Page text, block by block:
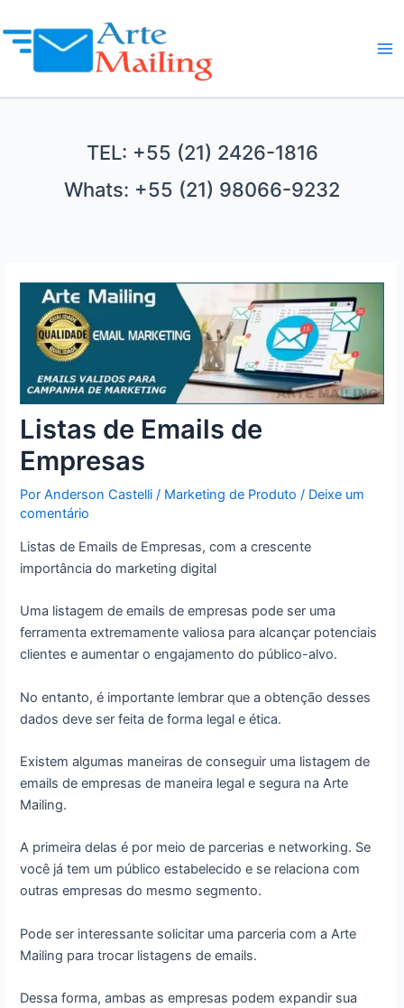
para
conteúdo
TEL: +55 (21) 2426-1816
Whats: +55 (21) 98066-9232
Listas de Emails de
Empresas
PorAnderson Castelli / Marketing de Produto / Deixe um
comentário
Listas de Emails de Empresas, com a crescente
importância do marketing digital
Uma listagem de emails de empresas pode ser uma
ferramenta extremamente valiosa para alcançar potenciais
clientes e aumentar o engajamento do público-alvo.
No entanto, é importante lembrar que a obtenção desses
dados deve ser feita de forma legal e ética.
Existem algumas maneiras de conseguir uma listagem de
emails de empresas de maneira legal e segura na Arte
Mailing.
A primeira delas é por meio de parcerias e networking. Se
você já tem um público estabelecido e se relaciona com
outras empresas do mesmo segmento.
Pode ser interessante solicitar uma parceria com a Arte
Mailing para trocar listagens de emails.
Dessa forma, ambas as empresas podem expandir sua